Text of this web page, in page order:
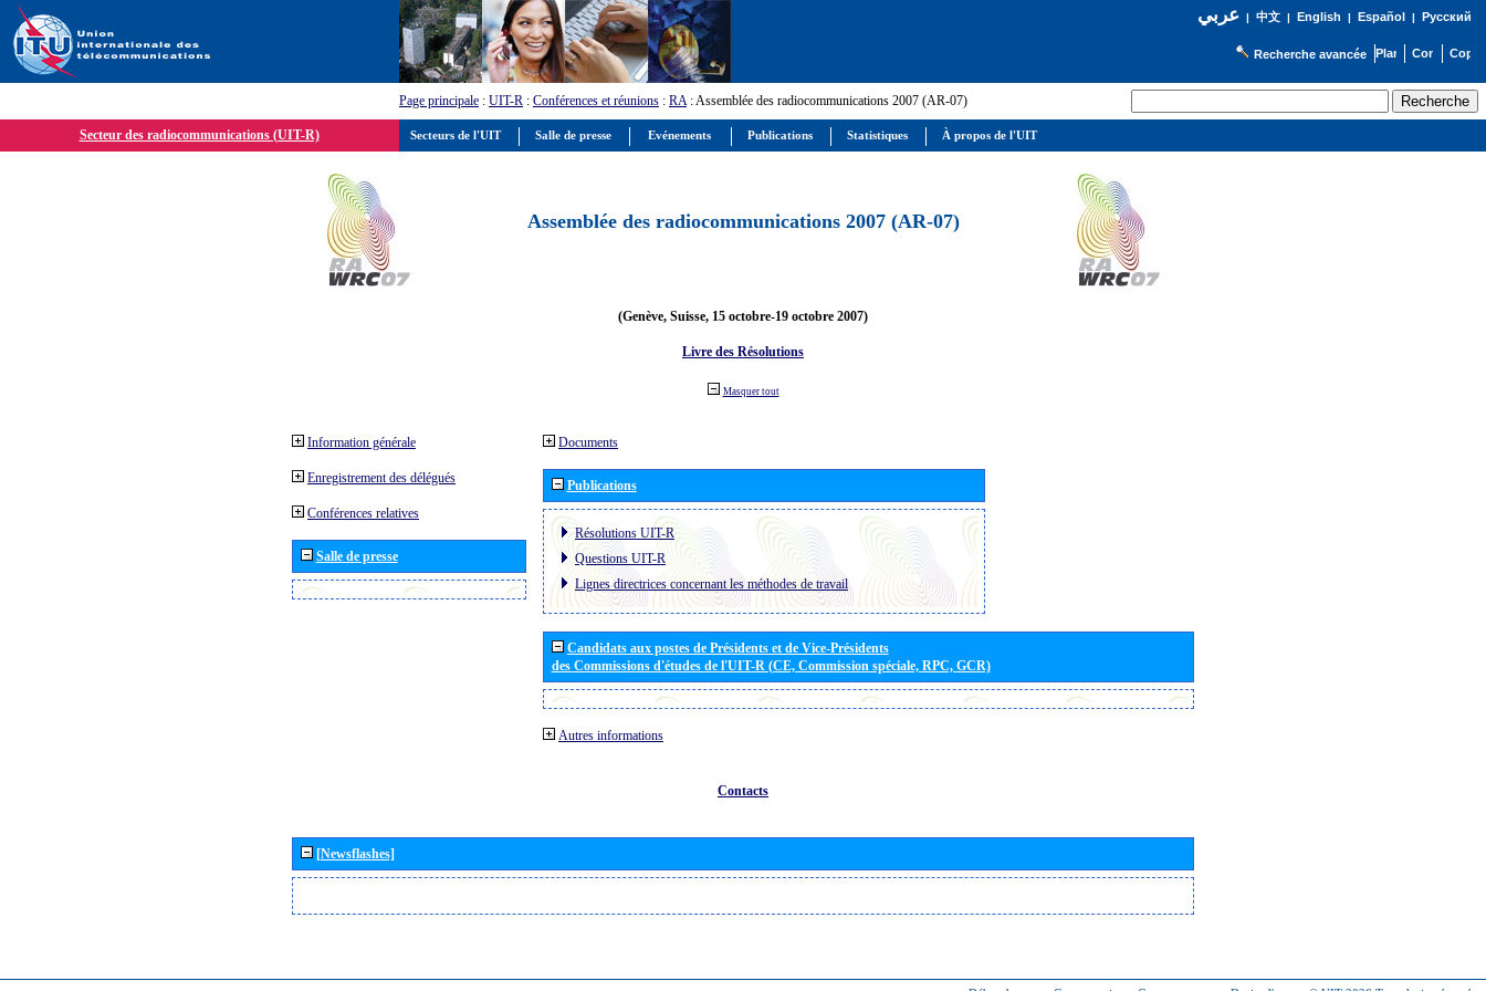
عربي| 中文| English | Español | Русский
Recherche avancée
Page principale : UIT-R : Conférences et réunions : RA: Assemblée des radiocommunications 2007 (AR-07)
Secteur des radiocommunications (UIT-R)
Assemblée des radiocommunications 2007 (AR-07)
(Genève, Suisse, 15 octobre-19 octobre 2007)
Livre des Résolutions
Masquer tout
Information générale
Enregistrement des délégués
Conférences relatives
Salle de presse
Documents
Publications
Résolutions UIT-R
Questions UIT-R
Lignes directrices concernant les méthodes de travail
Candidats aux postes de Présidents et de Vice-Présidents
des Commissions d'études de l'UIT-R (CE, Commission spéciale, RPC, GCR)
Autres informations
Contacts
[Newsflashes]
Secteurs de l'UIT Salle de presse Evénements Publications Statistiques À propos de l'UIT